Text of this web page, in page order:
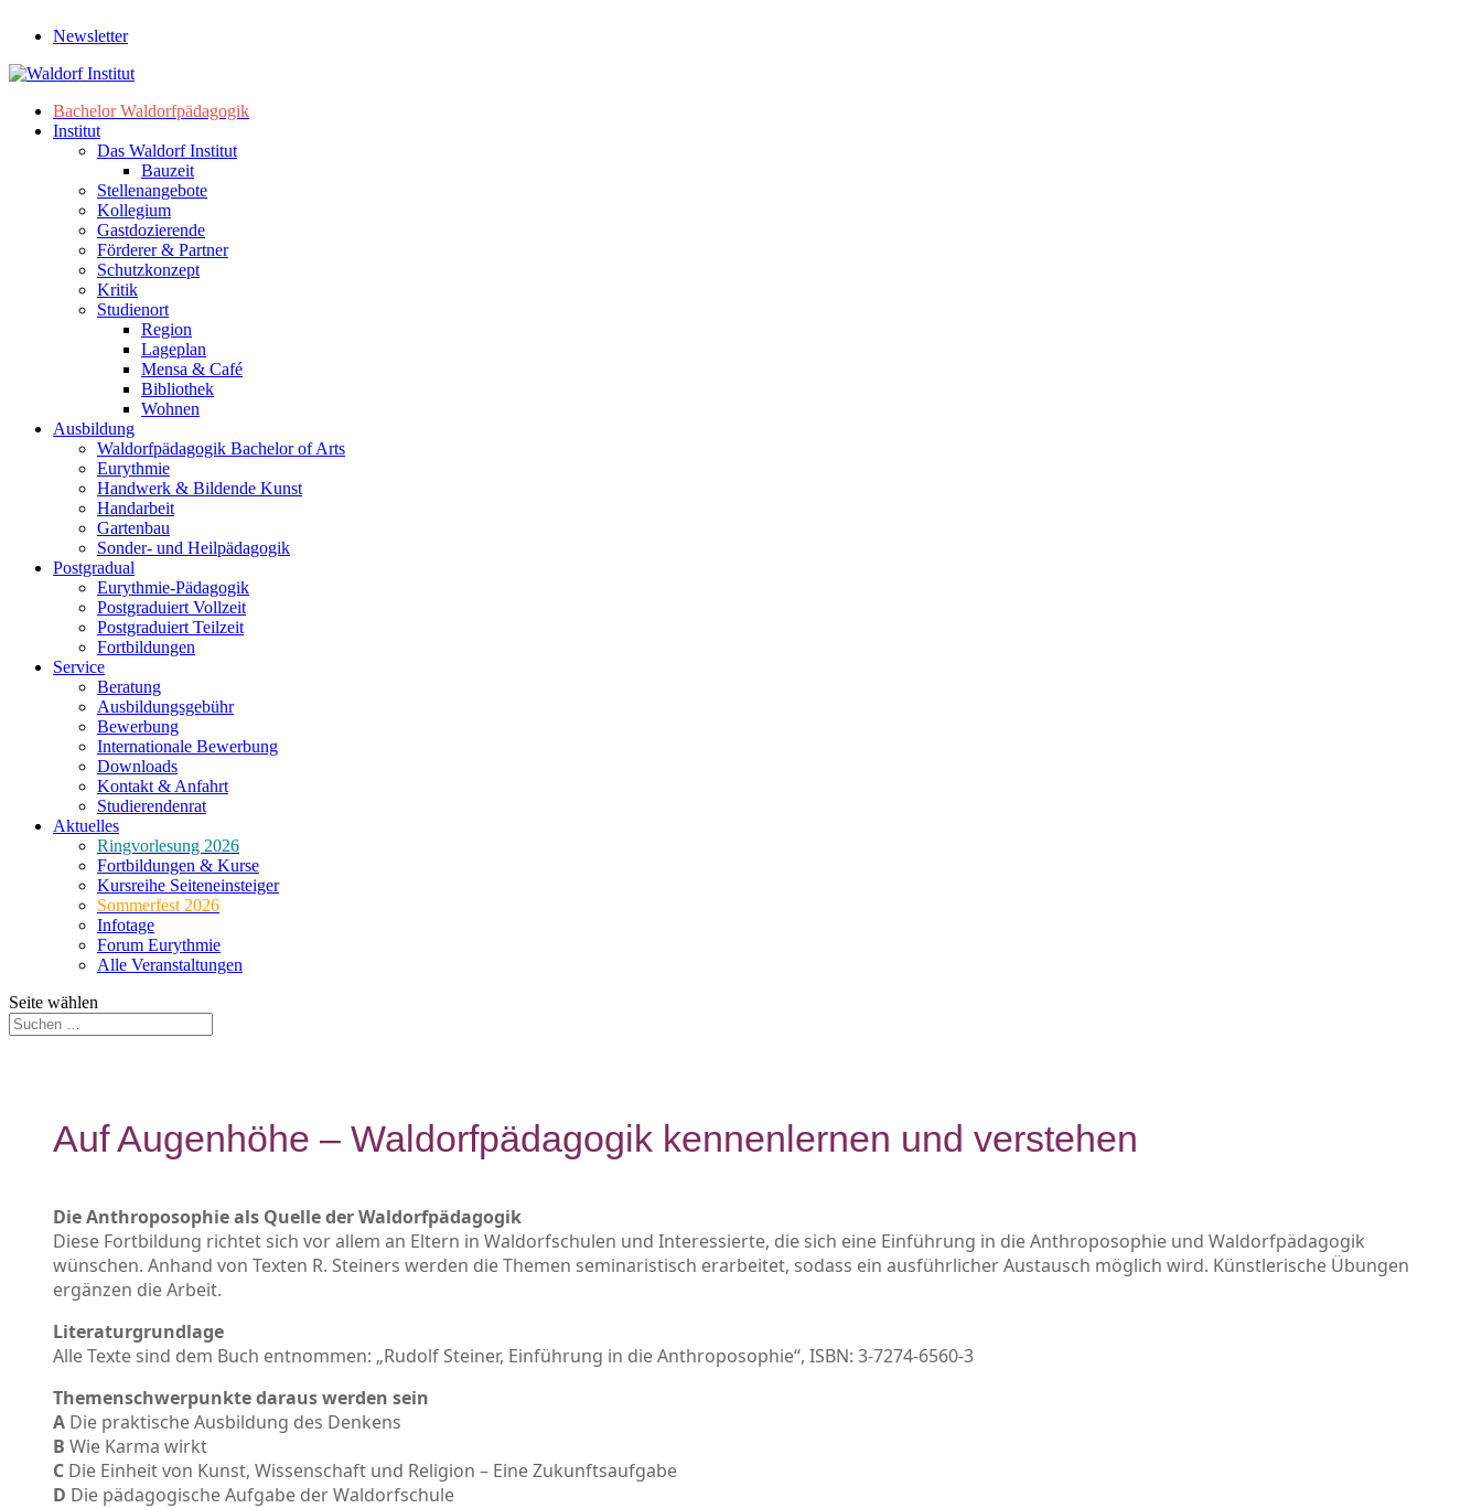
Newsletter
Bachelor Waldorfpädagogik
Institut
Das Waldorf Institut
Bauzeit
Stellenangebote
Kollegium
Gastdozierende
Förderer & Partner
Schutzkonzept
Kritik
Studienort
Region
Lageplan
Mensa & Café
Bibliothek
Wohnen
Ausbildung
Waldorfpädagogik Bachelor of Arts
Eurythmie
Handwerk & Bildende Kunst
Handarbeit
Gartenbau
Sonder- und Heilpädagogik
Postgradual
Eurythmie-Pädagogik
Postgraduiert Vollzeit
Postgraduiert Teilzeit
Fortbildungen
Service
Beratung
Ausbildungsgebühr
Bewerbung
Internationale Bewerbung
Downloads
Kontakt & Anfahrt
Studierendenrat
Aktuelles
Ringvorlesung 2026
Fortbildungen & Kurse
Kursreihe Seiteneinsteiger
Sommerfest 2026
Infotage
Forum Eurythmie
Alle Veranstaltungen
Seite wählen
Auf Augenhöhe – Waldorfpädagogik kennenlernen und verstehen
Die Anthroposophie als Quelle der Waldorfpädagogik
Diese Fortbildung richtet sich vor allem an Eltern in Waldorfschulen und Interessierte, die sich eine Einführung in die Anthroposophie und Waldorfpädagogik
wünschen. Anhand von Texten R. Steiners werden die Themen seminaristisch erarbeitet, sodass ein ausführlicher Austausch möglich wird. Künstlerische Übungen
ergänzen die Arbeit.
Literaturgrundlage
Alle Texte sind dem Buch entnommen: „Rudolf Steiner, Einführung in die Anthroposophie“, ISBN: 3-7274-6560-3
Themenschwerpunkte daraus werden sein
A Die praktische Ausbildung des Denkens
B Wie Karma wirkt
C Die Einheit von Kunst, Wissenschaft und Religion – Eine Zukunftsaufgabe
D Die pädagogische Aufgabe der Waldorfschule